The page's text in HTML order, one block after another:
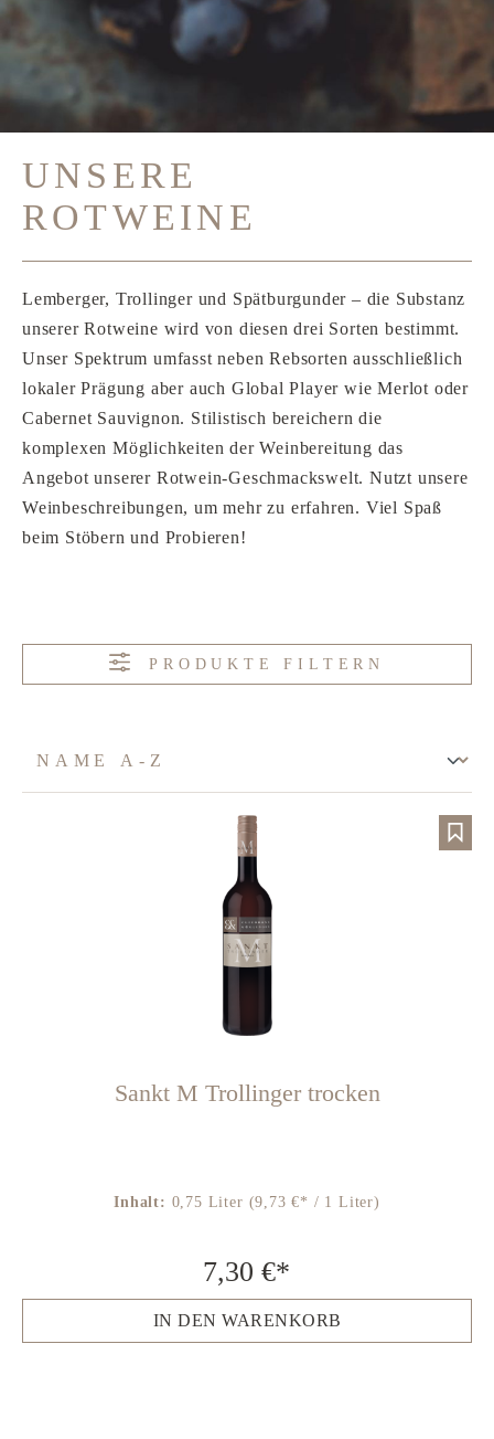
UNSERE
ROTWEINE
Lemberger, Trollinger und Spätburgunder – die Substanz
unserer Rotweine wird von diesen drei Sorten bestimmt.
Unser Spektrum umfasst neben Rebsorten ausschließlich
lokaler Prägung aber auch Global Player wie Merlot oder
Cabernet Sauvignon. Stilistisch bereichern die
komplexen Möglichkeiten der Weinbereitung das
Angebot unserer Rotwein-Geschmackswelt. Nutzt unsere
Weinbeschreibungen, um mehr zu erfahren. Viel Spaß
beim Stöbern und Probieren!
PRODUKTE FILTERN
Sankt M Trollinger trocken
Inhalt: 0,75 Liter (9,73 €* / 1 Liter)
7,30 €*
IN DEN WARENKORB